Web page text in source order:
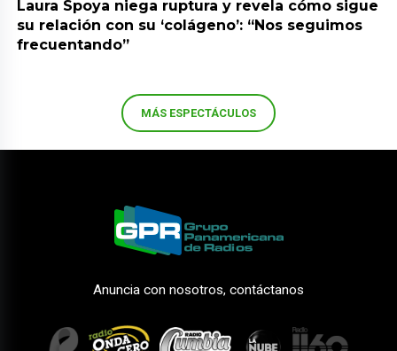
Laura Spoya niega ruptura y revela cómo sigue
su relación con su ‘colágeno’: “Nos seguimos
frecuentando”
MÁS ESPECTÁCULOS
Anuncia con nosotros, contáctanos